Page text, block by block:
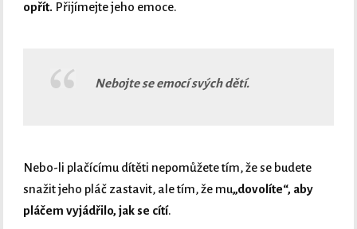
opřít. Přijímejte jeho emoce.
Nebojte se emocí svých dětí.
Nebo-li plačícímu dítěti nepomůžete tím, že se budete
snažit jeho pláč zastavit, ale tím, že mu„dovolíte“, aby
pláčem vyjádřilo, jak se cítí.